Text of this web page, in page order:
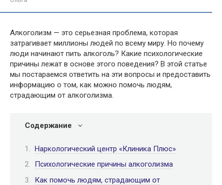
Алкоголизм — это серьезная проблема, которая
затрагивает миллионы людей по всему миру. Но почему
люди начинают пить алкоголь? Какие психологические
причины лежат в основе этого поведения? В этой статье
мы постараемся ответить на эти вопросы и предоставить
информацию о том, как можно помочь людям,
страдающим от алкоголизма.
Содержание
Наркологический центр «Клиника Плюс»
Психологические причины алкоголизма
Как помочь людям, страдающим от